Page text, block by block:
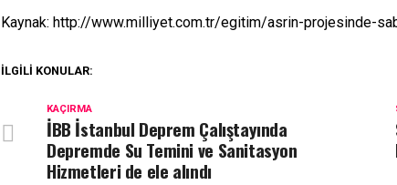
Kaynak: http://www.milliyet.com.tr/egitim/asrin-projesinde-
İLGILI KONULAR:
KAÇIRMA
İBB İstanbul Deprem Çalıştayında
Depremde Su Temini ve Sanitasyon
Hizmetleri de ele alındı